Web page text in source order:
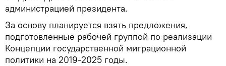
администрацией президента.
За основу планируется взять предложения,
подготовленные рабочей группой по реализации
Концепции государственной миграционной
политики на 2019-2025 годы.